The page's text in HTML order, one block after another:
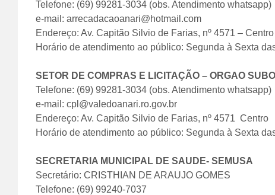
Telefone: (69) 99281-3034 (obs. Atendimento whatsapp)
e-mail: arrecadacaoanari@hotmail.com
Endereço: Av. Capitão Silvio de Farias, nº 4571 – Centro
Horário de atendimento ao público: Segunda à Sexta
SETOR DE COMPRAS E LICITAÇÃO – ORGAO
Telefone: (69) 99281-3034 (obs. Atendimento whatsapp)
e-mail: cpl@valedoanari.ro.gov.br
Endereço: Av. Capitão Silvio de Farias, nº 4571  Centro
Horário de atendimento ao público: Segunda à Sexta
SECRETARIA MUNICIPAL DE SAUDE- SEMUSA
Secretário: CRISTHIAN DE ARAUJO GOMES
Telefone: (69) 99240-7037